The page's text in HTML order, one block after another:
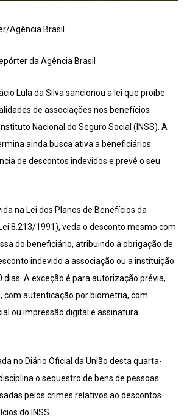
Agência Brasil
da Agência Brasil
Lula da Silva sancionou a lei que proíbe
de associações nos benefícios
Nacional do Seguro Social (INSS). A
ainda busca ativa a beneficiários
de descontos indevidos e prevê o seu
na Lei dos Planos de Benefícios da
8.213/1991), veda o desconto mesmo com
do beneficiário, atribuindo a obrigação de
indevido a associação ou a instituição
A exceção é para autorização prévia,
com autenticação por biometria, com
ou impressão digital e assinatura
no Diário Oficial da União desta quarta-
o sequestro de bens de pessoas
pelos crimes relativos ao descontos
do INSS.